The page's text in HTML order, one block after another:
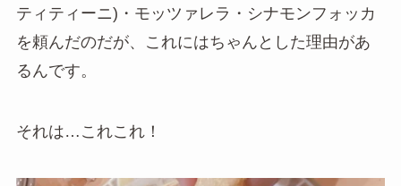
ティティーニ)・モッツァレラ・シナモンフォッカ
を頼んだのだが、これにはちゃんとした理由があ
るんです。
それは…これこれ！